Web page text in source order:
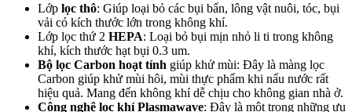
Lớp lọc thô: Giúp loại bỏ các bụi bẩn, lông vật nuôi, tóc, bụi
vải có kích thước lớn trong không khí.
Lớp lọc thứ 2 HEPA: Loại bỏ bụi mịn nhỏ li ti trong không
khí, kích thước hạt bụi 0.3 um.
Bộ lọc Carbon hoạt tính giúp khử mùi: Đây là màng lọc
Carbon giúp khử mùi hôi, mùi thực phẩm khi nấu nước rất
hiệu quả. Mang đến không khí dễ chịu cho không gian nhà ở.
Công nghệ lọc khí Plasmawave: Đây là một trong những ưu